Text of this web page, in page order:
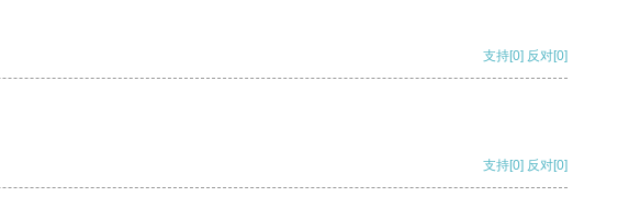
支持[0] 反对[0]
支持[0] 反对[0]